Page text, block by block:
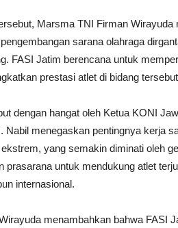
Marsma TNI Firman
sarana olahraga
FASI Jatim berencana untuk
prestasi atlet di bidang
dengan hangat oleh Ketua KONI
Nabil menegaskan pentingnya kerja
yang semakin diminati oleh
prasarana untuk mendukung atlet
internasional.
menambahkan bahwa FASI